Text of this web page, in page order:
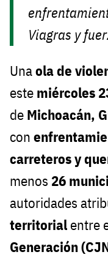
Viagras y
Unaola de
este miércoles
de Michoacán,
con
carreteros y
menos 26
autoridades
territorial entre
Generación